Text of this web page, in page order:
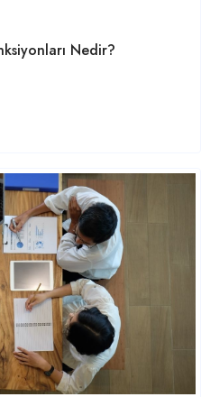
Nedir?